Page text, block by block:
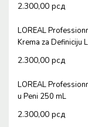
2.300,00 рсд
LOREAL
Krema za Definiciju
2.300,00 рсд
LOREAL
u Peni 250 mL
2.300,00 рсд